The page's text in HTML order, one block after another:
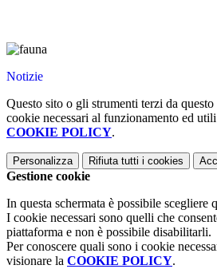
Notizie
Questo sito o gli strumenti terzi da
cookie necessari al funzionamento ed
COOKIE POLICY.
Personalizza Rifiuta tutti i cookies
Gestione cookie
In questa schermata è possibile scegliere
I cookie necessari sono quelli che
piattaforma e non è possibile disabilitarli.
Per conoscere quali sono i cookie
visionare la COOKIE POLICY.